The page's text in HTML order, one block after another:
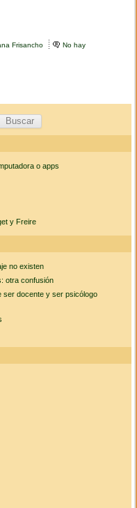
Frisancho
No hay
o apps
y Freire
no existen
otra confusión
ser docente y ser psicólogo